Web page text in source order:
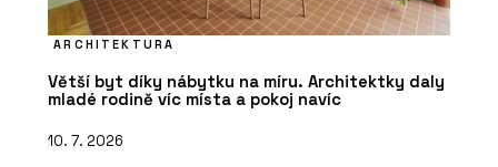
ARCHITEKTURA
Větší byt díky nábytku na míru. Architektky daly
mladé rodině víc místa a pokoj navíc
10. 7. 2026